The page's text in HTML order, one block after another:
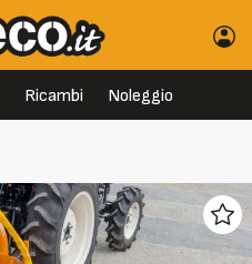
Ricambi Noleggio